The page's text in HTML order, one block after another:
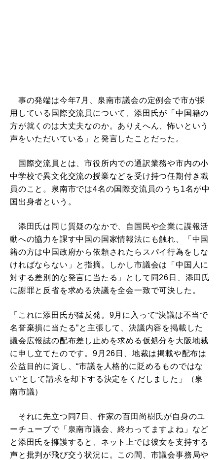
事の発端は今年7月、泉南市議会の定例会で市が採
用している国際交流員について、添田氏が「中国籍の
方が就くのは大丈夫なのか。ありえへん、怖いという
声をいただいている」と発言したことだった。
国際交流員とは、市役所内での通訳業務や市内の小
中学校で異文化交流の授業などを受け持つ任期付き職
員のこと。泉南市では4名の国際交流員のうち1名が中
国出身者という。
添田氏は同じ質疑のなかで、自国民や企業に諜報活
動への協力を課す中国の国家情報法にも触れ、「中国
籍の方は中国政府から依頼されたらスパイ行為をしな
ければならない」と指摘。しかし市議会は「中国人に
対する差別的な発言に当たる」として同26日、添田氏
に謝罪と反省を求める決議を全会一致で可決した。
「これに添田氏が猛反発。9月に入って“決議は不当で
名誉棄損に当たる”と主張して、決議内容を掲載した
議会広報誌の配布差し止めを求める仮処分を大阪地裁
に申し立てたのです。9月26日、地裁は掲載や配布は
公益目的に資し、“市議を人格的に貶めるものではな
い”として請求を却下する決定をくだしました」（泉
南市議）
それに先立つ同7日、作家の百田尚樹氏が自身のユ
ーチューブで「泉南市議会、終わってますよね」など
と添田氏を擁護すると、ネット上では彼女を支持する
声と批判が飛び交う状況に。この間、市議会事務局や